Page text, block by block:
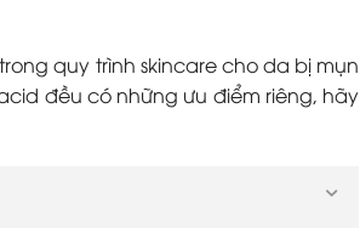
quy trình skincare cho da bị mụn
đều có những ưu điểm riêng, hãy